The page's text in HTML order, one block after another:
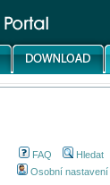
FAQ Hledat
Osobní nastavení